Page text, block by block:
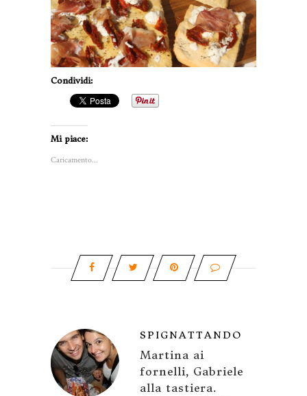
Condividi:
Mi piace:
Caricamento...
SPIGNATTANDO
Martina ai
fornelli, Gabriele
alla tastiera.